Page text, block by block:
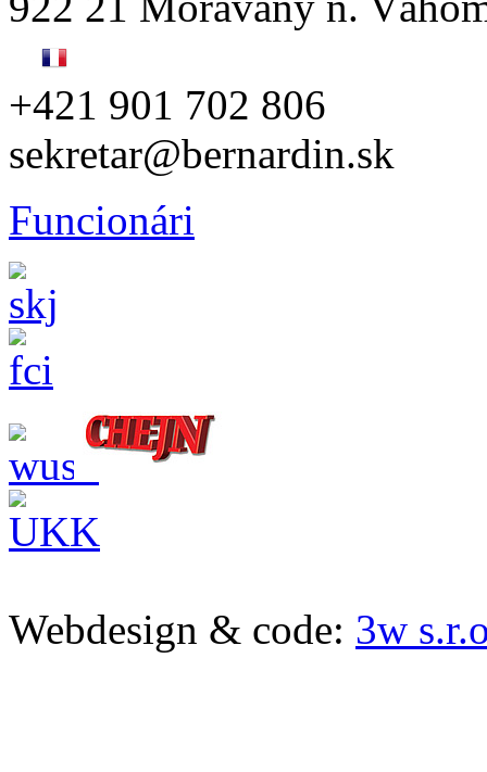
+421 901 702 806
sekretar@bernardin.sk
Funcionári
Webdesign & code: 3w